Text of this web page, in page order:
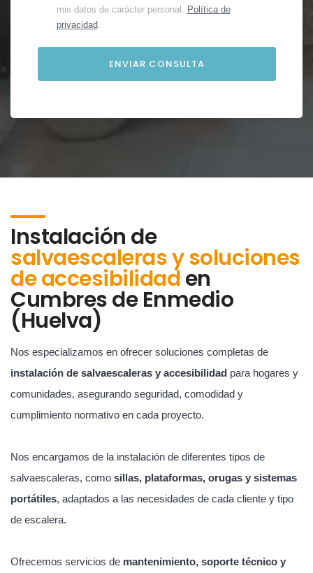
mis datos de carácter personal. Política de
privacidad.
Instalación de
salvaescaleras y soluciones
de accesibilidaden
Cumbres de Enmedio
(Huelva)
Nos especializamos en ofrecer soluciones completas de
instalación de salvaescaleras y accesibilidad para hogares y
comunidades, asegurando seguridad, comodidad y
cumplimiento normativo en cada proyecto.
Nos encargamos de la instalación de diferentes tipos de
salvaescaleras, como sillas, plataformas, orugas y sistemas
portátiles, adaptados a las necesidades de cada cliente y tipo
de escalera.
Ofrecemos servicios de mantenimiento, soporte técnico y